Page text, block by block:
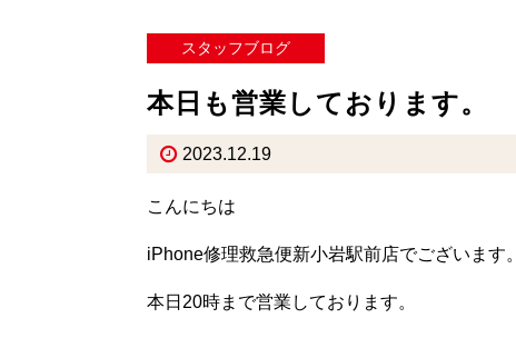
スタッフブログ
本日も営業しております。
2023.12.19
こんにちは
iPhone修理救急便新小岩駅前店でございます。
本日20時まで営業しております。